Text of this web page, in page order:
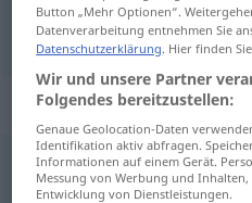
izmet Kacke
Synonyme für
ätzend (ugs.),lahm (ugs.)
Button „Mehr Optionen“.
Datenverarbeitung entnehmen Sie
Datenschutzerklärung. Hier finden
Wir und unsere Partner
Folgendes bereitzustellen:
Genaue Geolocation-Daten
Identifikation aktiv abfragen.
Informationen auf einem Gerät.
Messung von Werbung und
Entwicklung von Dienstleistungen.